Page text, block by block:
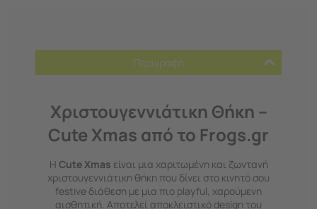
Περιγραφή
Χριστουγεννιάτικη Θήκη –
Cute Xmas από το Frogs.gr
Η Cute Xmas είναι μια χαριτωμένη και ζωντανή
χριστουγεννιάτικη θήκη που δίνει στο κινητό σου
festive διάθεση με μια πιο playful, χαρούμενη
αισθητική. Αποτελεί αποκλειστικό design του